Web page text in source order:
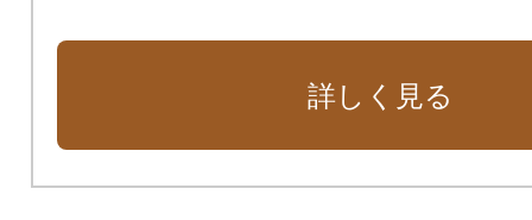
詳しく見る